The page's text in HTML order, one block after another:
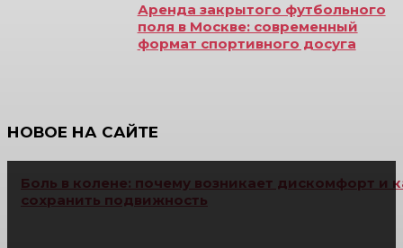
Аренда закрытого футбольного
поля в Москве: современный
формат спортивного досуга
НОВОЕ НА САЙТЕ
Боль в колене: почему возникает дискомфорт и
сохранить подвижность